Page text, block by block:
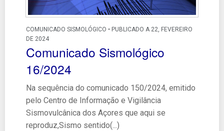
COMUNICADO SISMOLÓGICO • PUBLICADO A 22, FEVEREIRO
DE 2024
Comunicado Sismológico
16/2024
Na sequência do comunicado 150/2024, emitido
pelo Centro de Informação e Vigilância
Sismovulcânica dos Açores que aqui se
reproduz,Sismo sentido(...)